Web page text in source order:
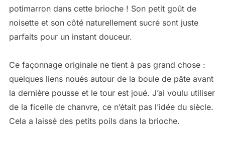
potimarron dans cette brioche ! Son petit goût de
noisette et son côté naturellement sucré sont juste
parfaits pour un instant douceur.
Ce façonnage originale ne tient à pas grand chose :
quelques liens noués autour de la boule de pâte avant
la dernière pousse et le tour est joué. J’ai voulu utiliser
de la ficelle de chanvre, ce n’était pas l’idée du siècle.
Cela a laissé des petits poils dans la brioche.